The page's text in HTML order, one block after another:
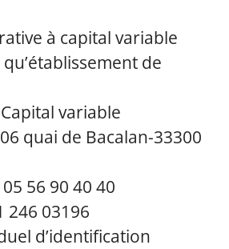
à capital variable
de
variable
quai de Bacalan-33300
56 90 40 40
246 03196
d’identification